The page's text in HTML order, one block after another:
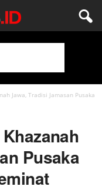
Jawa, Tradisi Jamasan Pusaka
Pusaka